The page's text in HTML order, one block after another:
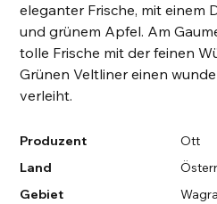
eleganter Frische, mit einem
und grünem Apfel. Am
tolle Frische mit der feinen
Grünen Veltliner einen
verleiht.
Produzent
Ott
Land
Gebiet